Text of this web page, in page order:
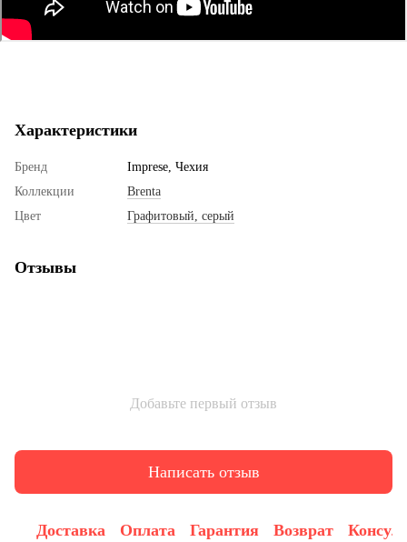
Характеристики
Бренд
Imprese, Чехия
Коллекции
Brenta
Цвет
Графитовый, серый
Отзывы
Добавьте первый отзыв
Написать отзыв
Доставка Оплата Гарантия Возврат